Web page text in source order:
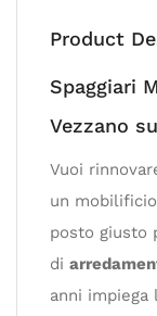
Product
Spaggiari
Vezzano
Vuoi
un
posto giusto
di
anni